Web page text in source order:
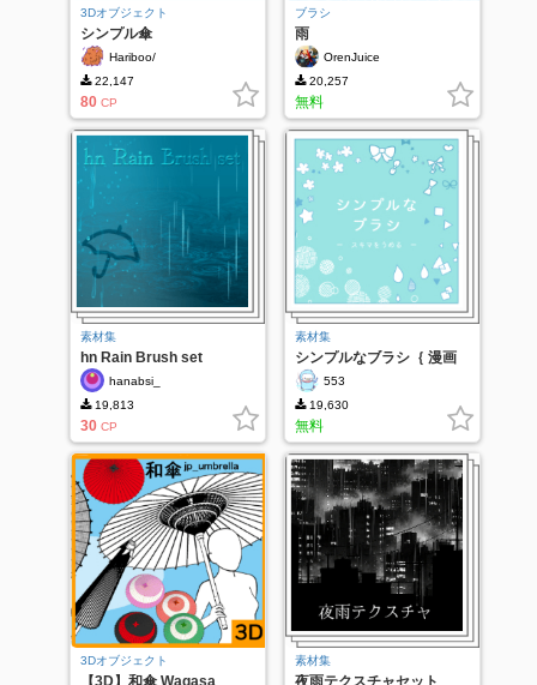
3Dオブジェクト
シンプル傘
Hariboo/
22,147
80 CP
ブラシ
雨
OrenJuice
20,257
無料
素材集
hn Rain Brush set
hanabsi_
19,813
30 CP
素材集
シンプルなブラシ｛ 漫画
ＯＫ ｝
553
19,630
無料
3Dオブジェクト
【3D】和傘 Wagasa
素材集
夜雨テクスチャセット